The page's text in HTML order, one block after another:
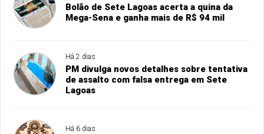
Bolão de Sete Lagoas acerta a quina da
Mega-Sena e ganha mais de R$ 94 mil
Há 2 dias
PM divulga novos detalhes sobre tentativa
de assalto com falsa entrega em Sete
Lagoas
Há 6 dias